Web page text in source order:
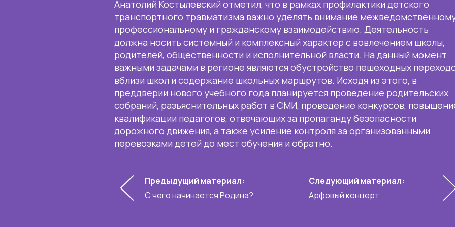
Анатолий Костылевский отметил, что в рамках профилактики детского
транспортного травматизма важно уделять внимание
профессиональному и гражданскому взаимодействию. Деятельность
должна носить системный и комплексный характер с вовлечением школы,
родителей, общественности и исполнительной власти. На данный момент
важными задачами в регионе являются обустройство пешеходных
вблизи школ и содержание школьных маршрутов. Исходя из этого, в
преддверии нового учебного года планируется проведение родительских
собраний, разъяснительных работ в СМИ, проведение конкурсов,
квалификации педагогов, отвечающих за пропаганду безопасности
дорожного движения, а также усиление контроля за организованными
перевозками детей до мест обучения и обратно.
Предыдущий материал:
С чего начинается Родина?
Следующий материал:
Арфовый концерт